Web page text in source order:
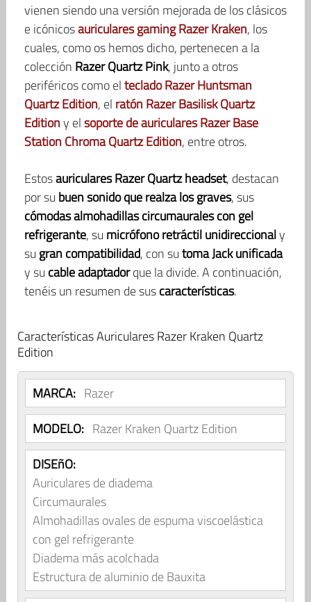
vienen siendo una versión mejorada de los clásicos
e icónicosauriculares gaming Razer Kraken, los
cuales, como os hemos dicho, pertenecen a la
colección Razer Quartz Pink, junto a otros
periféricos como elteclado Razer Huntsman
Quartz Edition, el ratón Razer Basilisk Quartz
Editiony elsoporte de auriculares Razer Base
Station Chroma Quartz Edition, entre otros.
Estosauriculares Razer Quartz headset, destacan
por su buen sonido que realza los graves, sus
cómodas almohadillas circumaurales con gel
refrigerante, su micrófono retráctil unidireccionaly
su gran compatibilidad, con sutoma Jack unificada
y su cable adaptadorque la divide. A continuación,
tenéis un resumen de suscaracterísticas.
Características Auriculares Razer Kraken Quartz
Edition
MARCA: Razer
MODELO: Razer Kraken Quartz Edition
DISEñO:
Auriculares de diadema
Circumaurales
Almohadillas ovales de espuma viscoelástica
con gel refrigerante
Diadema más acolchada
Estructura de aluminio de Bauxita